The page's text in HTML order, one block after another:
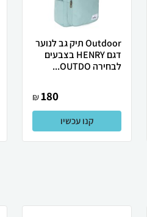
Outdoor תיק גב לנוער
דגם HENRY בצבעים
לבחירה OUTDO...
180
₪
קנו עכשיו